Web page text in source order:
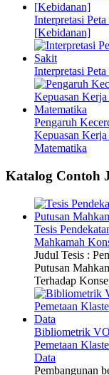
Interpretasi
[Kebidanan]
Interpretasi
Pengaruh
Kepuasan
Matematika
Katalog Contoh
Tesis
Mahkamah
Judul Tesis :
Putusan
Terhadap
Bibliometrik
Pemetaan
Data
Pembangunan